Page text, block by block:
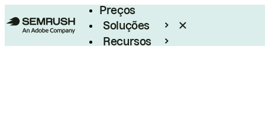
Preços
Soluções
Recursos